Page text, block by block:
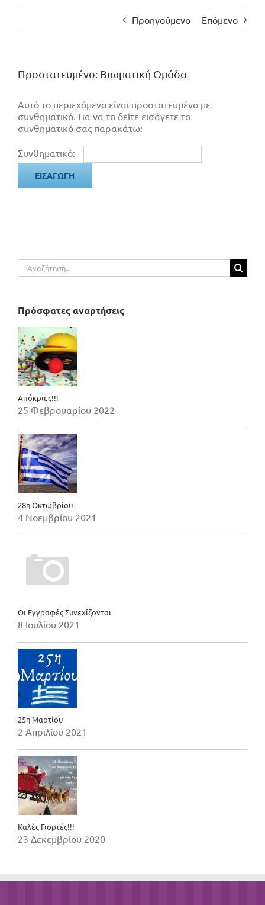
Προηγούμενο Επόμενο
Πρoστατευμένο: Βιωματική Ομάδα
Αυτό το περιεχόμενο είναι προστατευμένο με
συνθηματικό. Για να το δείτε εισάγετε το
συνθηματικό σας παρακάτω:
Συνθηματικό:
Αναζήτηση
για:
Πρόσφατες αναρτήσεις
Απόκριες!!!
25 Φεβρουαρίου 2022
28η Οκτωβρίου
4 Νοεμβρίου 2021
Οι Εγγραφές Συνεχίζονται
8 Ιουλίου 2021
25η Μαρτίου
2 Απριλίου 2021
Καλές Γιορτές!!!
23 Δεκεμβρίου 2020